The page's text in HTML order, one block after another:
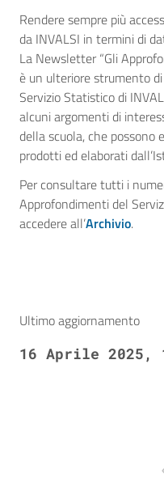
Rendere sempre più
da INVALSI in termini di
La Newsletter “Gli
è un ulteriore strumento
Servizio Statistico di
alcuni argomenti di
della scuola, che possono
prodotti ed elaborati
Per consultare tutti i
Approfondimenti del
accedere all’Archivio.
Ultimo aggiornamento
16 Aprile 2025,
Pagina